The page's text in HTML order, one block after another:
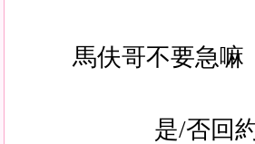
馬伕哥不要急嘛
是/否回